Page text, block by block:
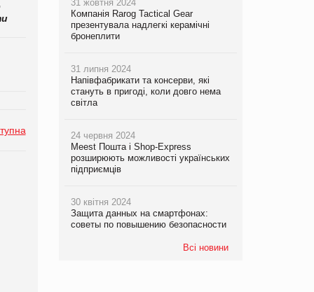
31 жовтня 2024
Компанія Rarog Tactical Gear
презентувала надлегкі керамічні
бронеплити
31 липня 2024
Напівфабрикати та консерви, які
стануть в пригоді, коли довго нема
світла
24 червня 2024
Meest Пошта і Shop-Express
розширюють можливості українських
підприємців
30 квітня 2024
Защита данных на смартфонах:
советы по повышению безопасности
Всі новини